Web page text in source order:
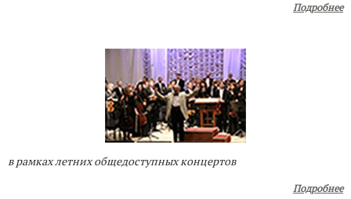
Подробнее
в рамках летних общедоступных концертов
Подробнее